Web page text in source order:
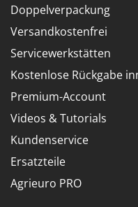
Tomatenpressen
Tragbare
Traktor-
U
Umfüllpumpen
Umkehrfräsen
V
Vakuumiergeräte
Vertikutierer
ITM
J JOLLY ITALIA
K
KAAZ
Karcher
Kasco
Doppelverpackung
Versandkostenfrei
Servicewerkstätten
Kostenlose Rückgabe
Premium-Account
Videos & Tutorials
Kundenservice
Ersatzteile
Agrieuro PRO